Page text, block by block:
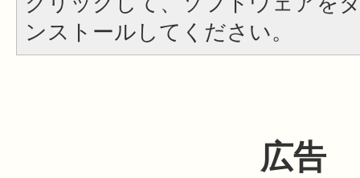
ンストールしてください。
広告